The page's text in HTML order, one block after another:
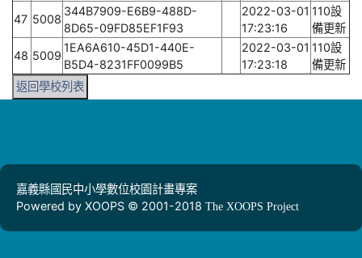
47 5008
344B7909-E6B9-488D-
8D65-09FD85EF1F93
2022-03-01
17:23:16
110設
備更新
48 5009
1EA6A610-45D1-440E-
B5D4-8231FF0099B5
2022-03-01
17:23:18
110設
備更新
返回學校列表
嘉義縣國民中小學數位校園計畫專案
Powered by XOOPS © 2001-2018 The XOOPS Project